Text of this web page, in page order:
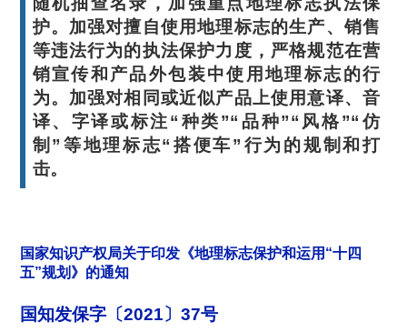
护。加强对擅自使用地理标志的生产、销售
等违法行为的执法保护力度，严格规范在营
销宣传和产品外包装中使用地理标志的行
为。加强对相同或近似产品上使用意译、音
译、字译或标注“种类”“品种”“风格”“仿
制”等地理标志“搭便车”行为的规制和打
击。
国家知识产权局关于印发《地理标志保护和运用“十四
五”规划》的通知
国知发保字〔2021〕37号